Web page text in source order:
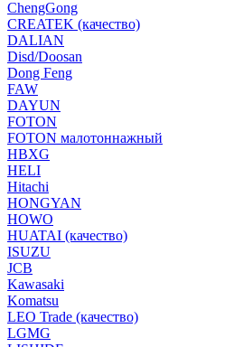
ChengGong
CREATEK (качество)
DALIAN
Disd/Doosan
Dong Feng
FAW
DAYUN
FOTON
FOTON малотоннажный
HBXG
HELI
Hitachi
HONGYAN
HOWO
HUATAI (качество)
ISUZU
JCB
Kawasaki
Komatsu
LEO Trade (качество)
LGMG